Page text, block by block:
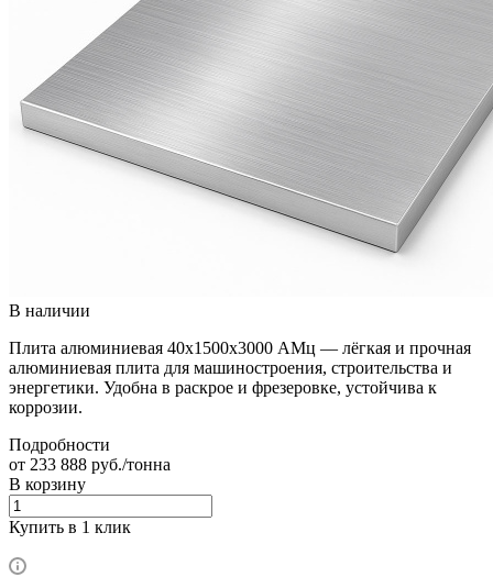
В наличии
Плита алюминиевая 40х1500х3000 АМц — лёгкая и прочная
алюминиевая плита для машиностроения, строительства и
энергетики. Удобна в раскрое и фрезеровке, устойчива к
коррозии.
Подробности
от 233 888 руб./тонна
В корзину
Купить в 1 клик